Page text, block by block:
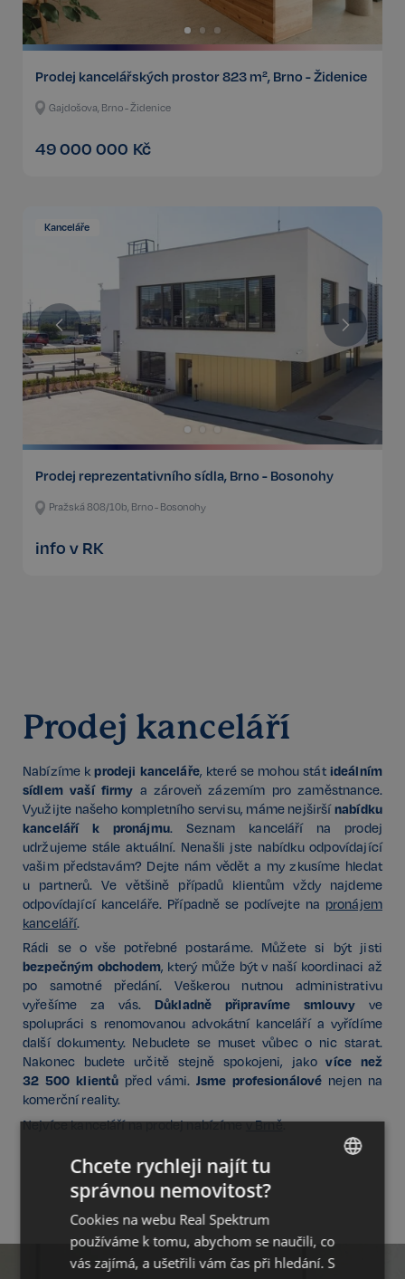
Prodej kancelářských prostor 823 m², Brno - Židenice
Gajdošova, Brno - Židenice
49 000 000 Kč
Kanceláře
Prodej reprezentativního sídla, Brno - Bosonohy
Pražská 808/10b, Brno - Bosonohy
info v RK
Prodej kanceláří
Nabízíme kprodeji kanceláře, které se mohou stát ideálním
sídlem vaší firmy a zároveň zázemím pro zaměstnance.
Využijte našeho kompletního servisu, máme nejširšínabídku
kanceláří k pronájmu. Seznam kanceláří na prodej
udržujeme stále aktuální. Nenašli jste nabídku odpovídající
vašim představám? Dejte nám vědět a my zkusíme hledat
u partnerů. Ve většině případů klientům vždy najdeme
odpovídající kanceláře. Případně se podívejte na pronájem
kanceláří.
Rádi se o vše potřebné postaráme. Můžete si být jisti
bezpečným obchodem, který může být v naší koordinaci až
po samotné předání. Veškerou nutnou administrativu
vyřešíme za vás. Důkladně připravíme smlouvy ve
spolupráci s renomovanou advokátní kanceláří a vyřídíme
další dokumenty. Nebudete se muset vůbec o nic starat.
Nakonec budete určitě stejně spokojeni, jakovíce než
32 500 klientů před vámi. Jsme profesionálové nejen na
komerční reality.
Nejvíce kanceláří na prodej nabízímev Brně.
Chcete rychleji najít tu
správnou nemovitost?
Cookies na webu Real Spektrum
používáme k tomu, abychom se naučili, co
vás zajímá, a ušetřili vám čas při hledání. S